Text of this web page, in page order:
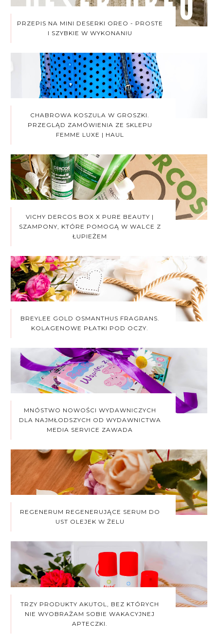
PRZEPIS NA MINI DESERKI OREO - PROSTE
I SZYBKIE W WYKONANIU
CHABROWA KOSZULA W GROSZKI.
PRZEGLĄD ZAMÓWIENIA ZE SKLEPU
FEMME LUXE | HAUL
VICHY DERCOS BOX X PURE BEAUTY |
SZAMPONY, KTÓRE POMOGĄ W WALCE Z
ŁUPIEŻEM
BREYLEE GOLD OSMANTHUS FRAGRANS.
KOLAGENOWE PŁATKI POD OCZY.
MNÓSTWO NOWOŚCI WYDAWNICZYCH
DLA NAJMŁODSZYCH OD WYDAWNICTWA
MEDIA SERVICE ZAWADA
REGENERUM REGENERUJĄCE SERUM DO
UST OLEJEK W ŻELU
TRZY PRODUKTY AKUTOL, BEZ KTÓRYCH
NIE WYOBRAŻAM SOBIE WAKACYJNEJ
APTECZKI.